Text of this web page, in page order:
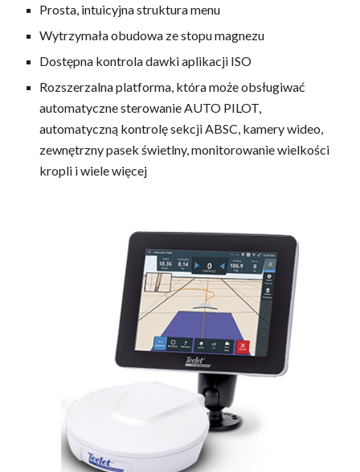
Prosta, intuicyjna struktura menu
Wytrzymała obudowa ze stopu magnezu
Dostępna kontrola dawki aplikacji ISO
Rozszerzalna platforma, która może obsługiwać
automatyczne sterowanie AUTO PILOT,
automatyczną kontrolę sekcji ABSC, kamery wideo,
zewnętrzny pasek świetlny, monitorowanie wielkości
kropli i wiele więcej